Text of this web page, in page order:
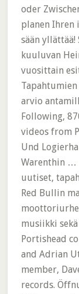
oder
planen Ihren
sään
kuuluvan
vuosittain
arvio
Following,
videos from
Und
Warenthin …
uutiset,
Red Bullin
musiikki
Portishead
and Adrian
member,
records.